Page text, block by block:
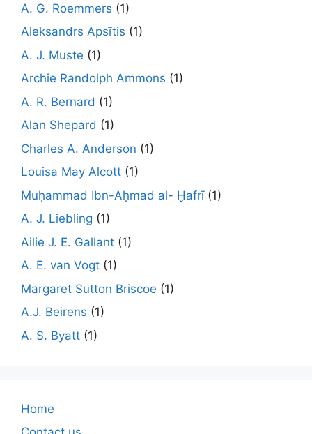
A. G. Roemmers (1)
Aleksandrs Apsītis (1)
A. J. Muste (1)
Archie Randolph Ammons (1)
A. R. Bernard (1)
Alan Shepard (1)
Charles A. Anderson (1)
Louisa May Alcott (1)
Muḥammad Ibn-Aḥmad al- Ḫafrī(1)
A. J. Liebling (1)
Ailie J. E. Gallant (1)
A. E. van Vogt (1)
Margaret Sutton Briscoe (1)
A.J. Beirens (1)
A. S. Byatt (1)
Home